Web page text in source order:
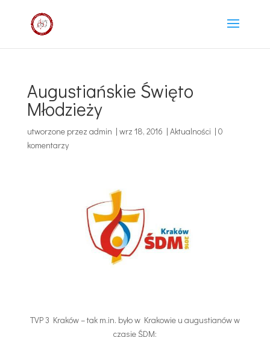
Augustiańskie Święto
Młodzieży
utworzone przez admin | wrz 18, 2016 | Aktualności | 0
komentarzy
TVP 3 Kraków – tak m.in. było w Krakowie u augustianów w
czasie ŚDM: